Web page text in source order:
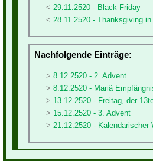
29.11.2520 - Black Friday
28.11.2520 - Thanksgiving
Nachfolgende Einträge:
8.12.2520 - 2. Advent
8.12.2520 - Mariä
13.12.2520 - Freitag, der
15.12.2520 - 3. Advent
21.12.2520 - Kalendarischer